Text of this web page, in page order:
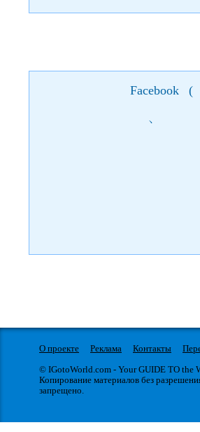
открытым небом дает
архитектуры;
индивидуальное
Facebook (
)
О проекте Реклама Контакты
© IGotoWorld.com - Your GUIDE TO the
Копирование материалов без
запрещено.